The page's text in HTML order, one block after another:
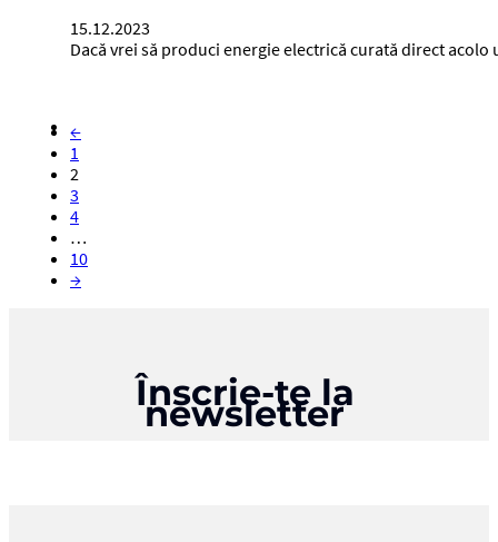
15.12.2023
Dacă vrei să produci energie electrică curată direct
←
1
2
3
4
…
10
→
Înscrie-te la
newsletter